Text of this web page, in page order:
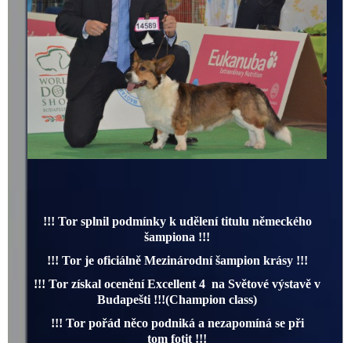
!!! Tor splnil podmínky k udělení titulu německého
šampiona !!!
!!! Tor je oficiálně Mezinárodní šampion krásy !!!
!!! Tor získal ocenění Excellent 4 na Světové výstavě v
Budapešti !!!(Champion class)
!!! Tor pořád něco podniká a nezapomíná se při
tom fotit !!!